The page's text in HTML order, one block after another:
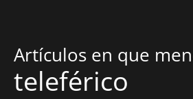
Artículos en que
teleférico